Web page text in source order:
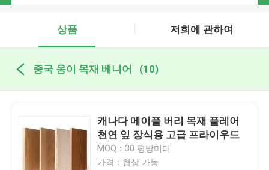
상품 저희에 관하여
중국 옹이 목재 베니어 (10)
캐나다 메이플 버리 목재 플레어
천연 잎 장식용 고급 프라이우드
MOQ：30 평방미터
가격：협상 가능